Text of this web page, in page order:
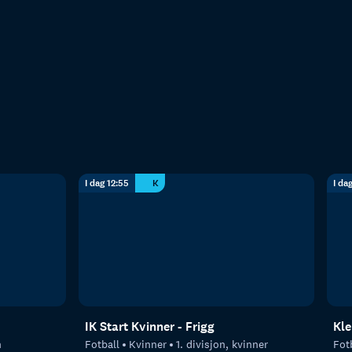
I dag 12:55 K
IK Start Kvinner - Frigg
Fotball Kvinner 1. divisjon, kvinner
I